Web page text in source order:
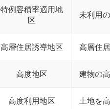
特例容積率適用地
区
未利用
高層住居誘導地区 高層住
高度地区 建物の
高度利用地区 土地を